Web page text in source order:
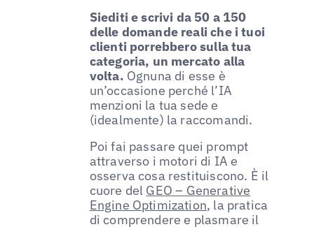
Siediti e scrivi da 50 a 150
delle domande reali che i tuoi
clienti porrebbero sulla tua
categoria, un mercato alla
volta. Ognuna di esse è
un’occasione perché l’IA
menzioni la tua sede e
(idealmente) la raccomandi.
Poi fai passare quei prompt
attraverso i motori di IA e
osserva cosa restituiscono. È il
cuore del GEO – Generative
Engine Optimization, la pratica
di comprendere e plasmare il